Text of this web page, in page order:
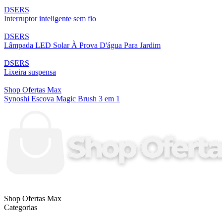
DSERS
Interruptor inteligente sem fio
DSERS
Lâmpada LED Solar À Prova D'água Para Jardim
DSERS
Lixeira suspensa
Shop Ofertas Max
Synoshi Escova Magic Brush 3 em 1
Shop Ofertas Max
Categorias